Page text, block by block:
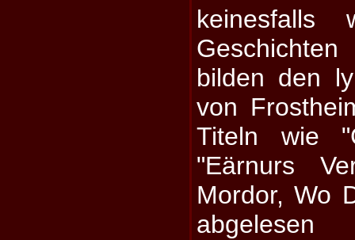
keinesfalls
bilden den
von
Titeln wie
"Eärnurs
Mordor, Wo